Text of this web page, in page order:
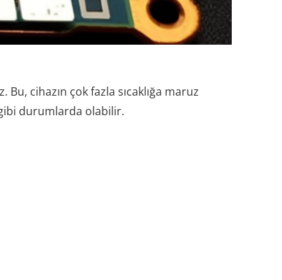
Bu, cihazın çok fazla sıcaklığa maruz
gibi durumlarda olabilir.